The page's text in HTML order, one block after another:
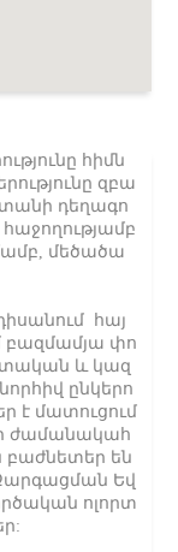
հիմն
զբա
դեղագո
մեծածա
հայ
բազմամյա փո
և կազ
ընկերո
է մատուցում
ժամանակահ
բաժնետեր են
Եվ
ոլորտ